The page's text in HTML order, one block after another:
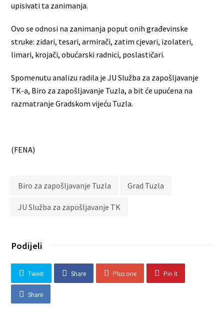
upisivati ta zanimanja.
Ovo se odnosi na zanimanja poput onih građevinske
struke: zidari, tesari, armirači, zatim cjevari, izolateri,
limari, krojači, obućarski radnici, poslastičari.
Spomenutu analizu radila je JU Služba za zapošljavanje
TK-a, Biro za zapošljavanje Tuzla, a bit će upućena na
razmatranje Gradskom vijeću Tuzla.
(FENA)
Biro za zapošljavanje Tuzla Grad Tuzla
JU Služba za zapošljavanje TK
Podijeli
Tweet Share Plus one Pin It
Share